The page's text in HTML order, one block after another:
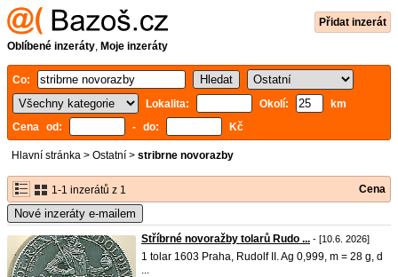
Přidat inzerát
Oblíbené inzeráty, Moje inzeráty
Co:
Lokalita:
Okolí:
km
Cena od:
- do: Kč
Hlavní stránka > Ostatní > stribrne novorazby
1-1 inzerátů z 1 Cena
Nové inzeráty e-mailem
Stříbrné novoražby tolarů Rudo ... - [10.6. 2026]
1 tolar 1603 Praha, Rudolf II. Ag 0,999, m = 28 g, d
...